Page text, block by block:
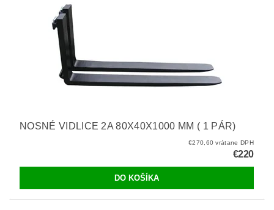
NOSNÉ VIDLICE 2A 80X40X1000 MM ( 1 PÁR)
€270,60 vrátane DPH
€220